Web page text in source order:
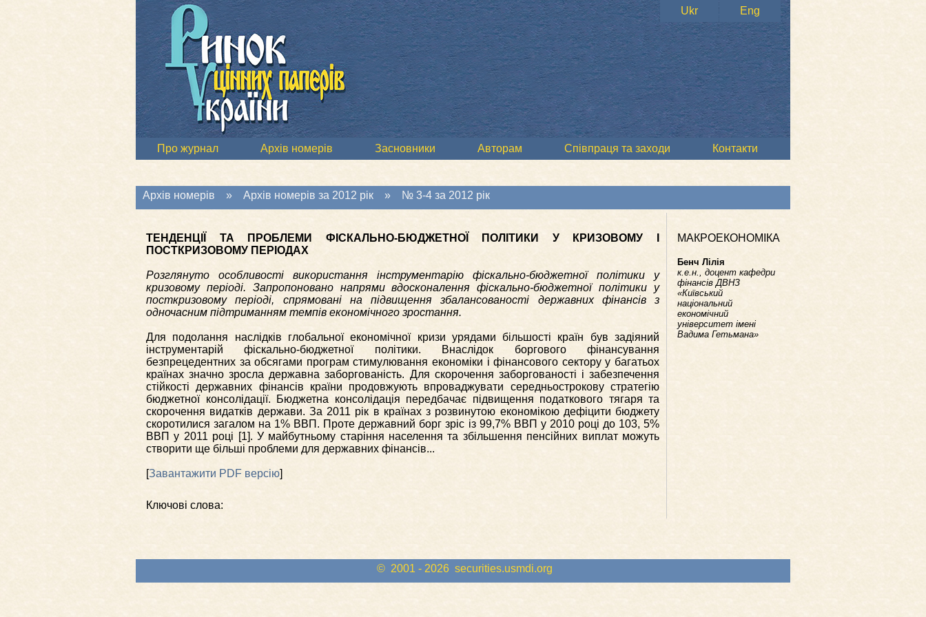
Ukr Eng
Про журнал Архів номерів Засновники Авторам Співпраця та заходи Контакти
Архів номерів » Архів номерів за 2012 рік » № 3-4 за 2012 рік
ТЕНДЕНЦІЇ ТА ПРОБЛЕМИ ФІСКАЛЬНО-БЮДЖЕТНОЇ ПОЛІТИКИ У КРИЗОВОМУ І
ПОСТКРИЗОВОМУ ПЕРІОДАХ
Розглянуто особливості використання інструментарію фіскально-бюджетної політики у
кризовому періоді. Запропоновано напрями вдосконалення фіскально-бюджетної політики у
посткризовому періоді, спрямовані на підвищення збалансованості державних фінансів з
одночасним підтриманням темпів економічного зростання.
Для подолання наслідків глобальної економічної кризи урядами більшості країн був задіяний
інструментарій фіскально-бюджетної політики. Внаслідок боргового фінансування
безпрецедентних за обсягами програм стимулювання економіки і фінансового сектору у багатьох
країнах значно зросла державна заборгованість. Для скорочення заборгованості і забезпечення
стійкості державних фінансів країни продовжують впроваджувати середньострокову стратегію
бюджетної консолідації. Бюджетна консолідація передбачає підвищення податкового тягаря та
скорочення видатків держави. За 2011 рік в країнах з розвинутою економікою дефіцити бюджету
скоротилися загалом на 1% ВВП. Проте державний борг зріс із 99,7% ВВП у 2010 році до 103, 5%
ВВП у 2011 році [1]. У майбутньому старіння населення та збільшення пенсійних виплат можуть
створити ще більші проблеми для державних фінансів...
[Завантажити PDF версію]
Ключові слова:
МАКРОЕКОНОМІКА
Бенч Лілія
к.е.н., доцент кафедри
фінансів ДВНЗ
«Київський
національний
економічний
університет імені
Вадима Гетьмана»
© 2001 - 2026 securities.usmdi.org